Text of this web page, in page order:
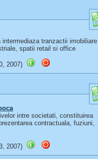
tranzactii imobiliare
spatii retail si office
20, 2007)
intre societati, constituirea
contractuala, fuziuni,
23, 2007)